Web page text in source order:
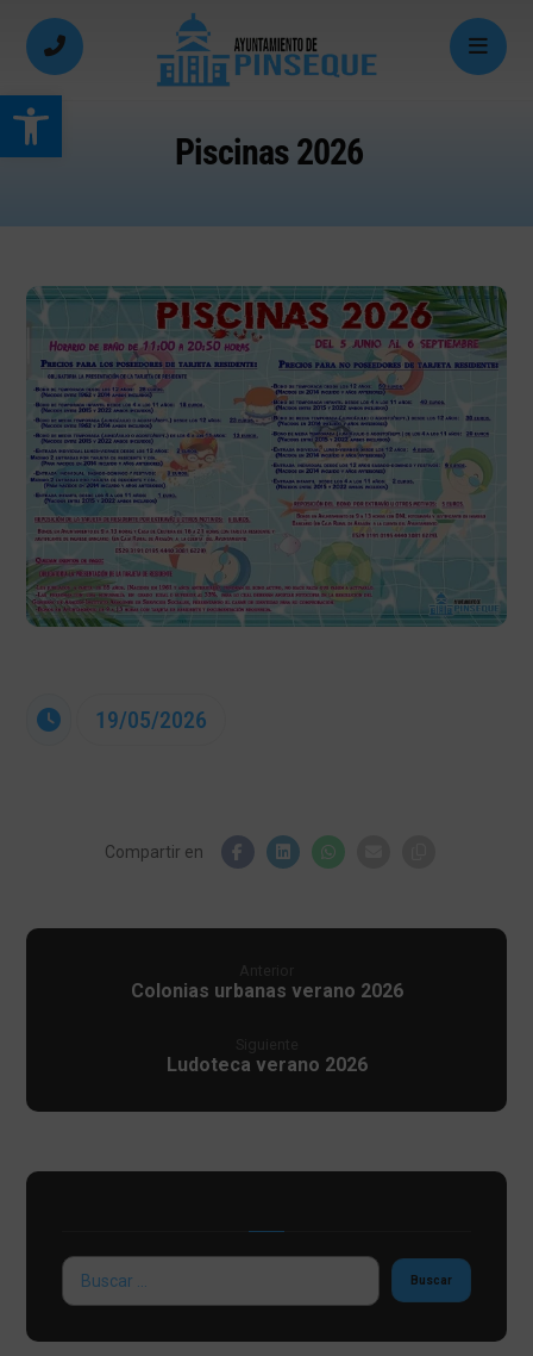
Abrir barra de herramientas
Piscinas 2026
19/05/2026
Colonias urbanas verano 2026
Ludoteca verano 2026